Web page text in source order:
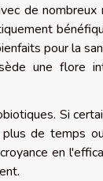
de
pour la
une flore
Si
de temps
en